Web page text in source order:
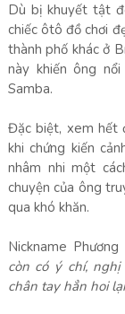
Dù bị khuyết tật
chiếc ôtô đồ chơi
thành phố khác ở
này khiến ông
Samba.
Đặc biệt, xem hết
khi chứng kiến
nhâm nhi một
chuyện của ông
qua khó khăn.
Nickname
còn có ý chí,
chân tay hẳn hoi